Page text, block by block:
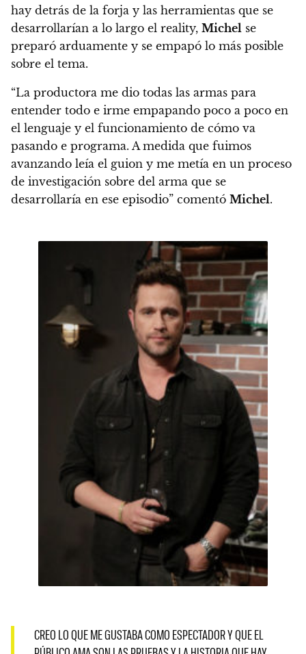
hay detrás de la forja y las herramientas que se
desarrollarían a lo largo el reality, Michel se
preparó arduamente y se empapó lo más posible
sobre el tema.
“La productora me dio todas las armas para
entender todo e irme empapando poco a poco en
el lenguaje y el funcionamiento de cómo va
pasando e programa. A medida que fuimos
avanzando leía el guion y me metía en un proceso
de investigación sobre del arma que se
desarrollaría en ese episodio” comentó Michel.
CREO LO QUE ME GUSTABA COMO ESPECTADOR Y QUE EL